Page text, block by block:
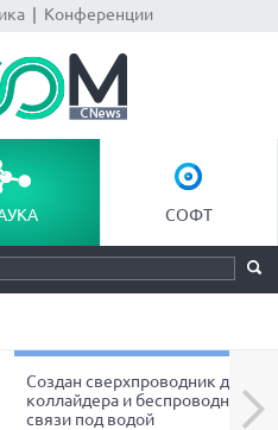
| Конференции
СОФТ
Создан сверхпроводник для
коллайдера и беспроводной
связи под водой
Next